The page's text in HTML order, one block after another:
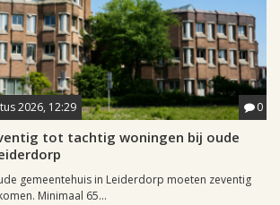
2026, 12:29 0
tot tachtig woningen bij oude
gemeentehuis in Leiderdorp moeten zeventig
Minimaal 65...